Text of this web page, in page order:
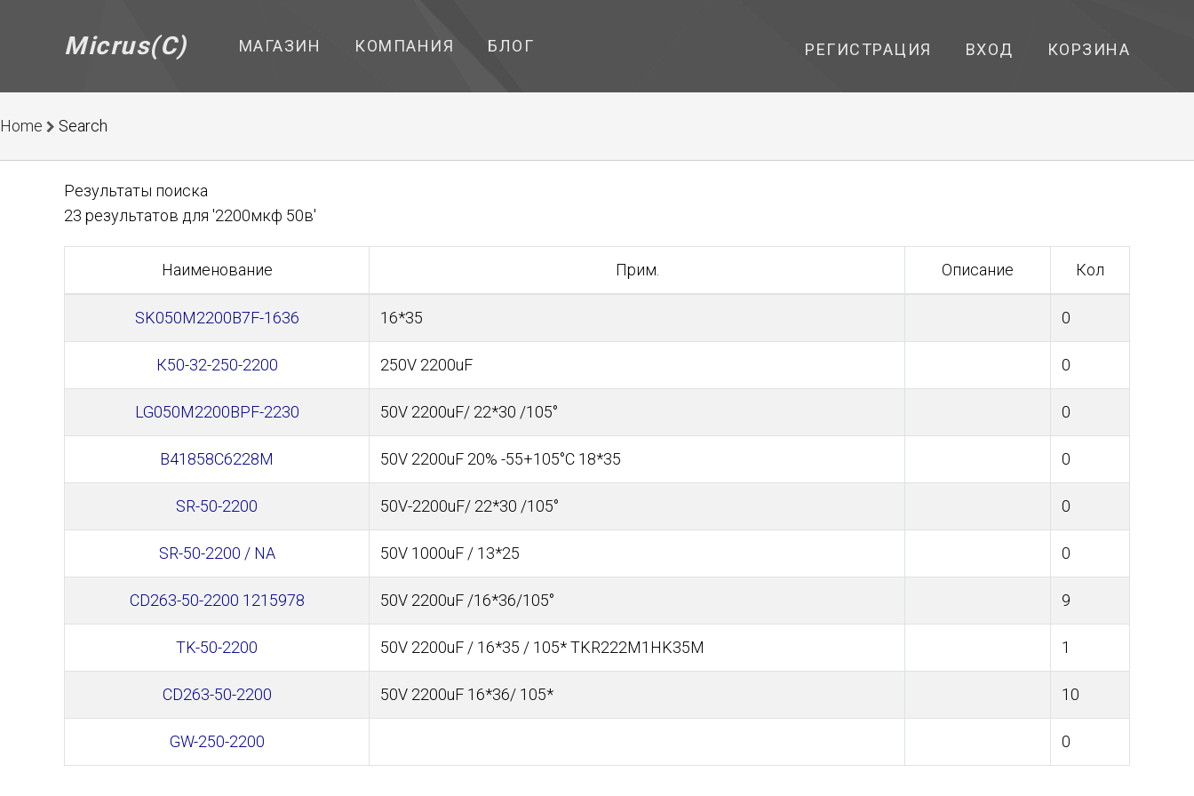
Micrus(C) МАГАЗИН КОМПАНИЯ БЛОГ РЕГИСТРАЦИЯ ВХОД КОРЗИНА
Home Search
Результаты поиска
23 результатов для '2200мкф 50в'
Наименование Прим. Описание Кол
SK050M2200B7F-1636 16*35 0
К50-32-250-2200 250V 2200uF 0
LG050M2200BPF-2230 50V 2200uF/ 22*30 /105° 0
B41858C6228M 50V 2200uF 20% -55+105°С 18*35 0
SR-50-2200 50V-2200uF/ 22*30 /105° 0
SR-50-2200 / NA 50V 1000uF / 13*25 0
CD263-50-2200 1215978 50V 2200uF /16*36/105° 9
TK-50-2200 50V 2200uF / 16*35 / 105* TKR222M1HK35M 1
CD263-50-2200 50V 2200uF 16*36/ 105* 10
GW-250-2200 0